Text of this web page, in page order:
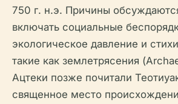
750 г. н.э. Причины
включать социальные
экологическое давление и
такие как землетрясения
Ацтеки позже почитали
священное место